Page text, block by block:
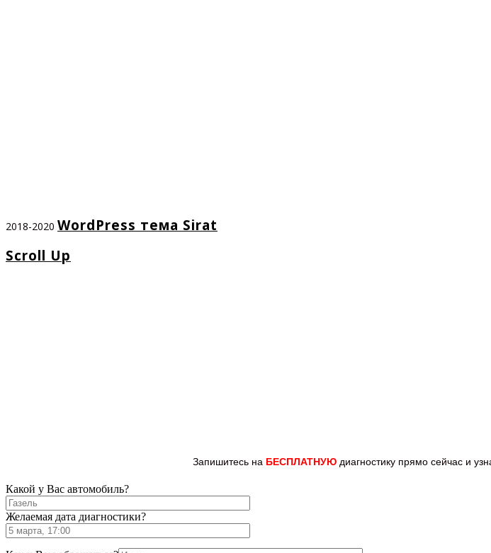
2018-2020 WordPress тема Sirat
Scroll Up
Запишитесь на БЕСПЛАТНУЮдиагностику прямо сейчас и
Какой у Вас автомобиль?
Желаемая дата диагностики?